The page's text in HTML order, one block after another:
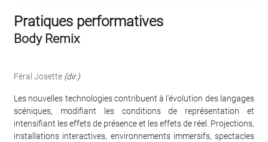
Pratiques performatives
Body Remix
Féral Josette (dir.)
Les nouvelles technologies contribuent à l'évolution des langages
scéniques, modifiant les conditions de représentation et
intensifiant les effets de présence et les effets de réel. Projections,
installations interactives, environnements immersifs, spectacles